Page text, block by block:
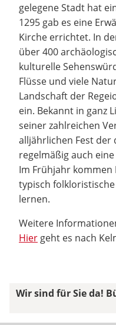
gelegene Stadt hat
1295 gab es eine
Kirche errichtet. In
über 400
kulturelle
Flüsse und viele
Landschaft der
ein. Bekannt in ganz
seiner zahlreichen
alljährlichen Fest
regelmäßig auch
Im Frühjahr kommen
typisch
lernen.
Weitere
Hier geht es nach
Wir sind für Sie da!